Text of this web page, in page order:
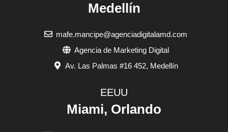
Medellín
mafe.mancipe@agenciadigitalamd.com
Agencia de Marketing Digital
Av. Las Palmas #16 452, Medellín
EEUU
Miami, Orlando